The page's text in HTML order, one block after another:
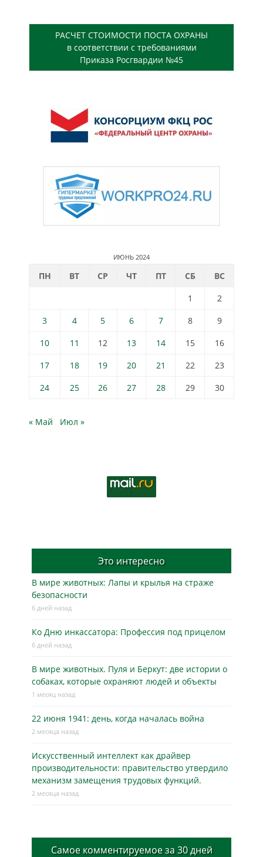
РАСЧЕТ СТОИМОСТИ ПОСТА ОХРАНЫ
в соответствии с требованиями
Приказа Росгвардии №45
ИЮНЬ 2024
ПН ВТ СР ЧТ ПТ СБ
ВС
1
2
3
4 5 6 7 8
9
10
11 12 13 14 15
16
17
18 19 20 21 22
23
24
25 26 27 28 29 30
« Май Июл »
Это интересно
В мире животных: Лапы и крылья на страже
безопасности
6 дней назад
Ко Дню инкассатора: Профессия под прицелом
6 дней назад
В мире животных. Пуля и Беркут: две истории о
собаках, которые охраняют людей и объекты
1 месяц назад
22 июня 1941: день, когда началась война
2 месяца назад
Искусственный интеллект как драйвер
производительности: правительство утвердило
механизм замещения трудовых функций.
2 месяца назад
Самое комментируемое за 30 дней